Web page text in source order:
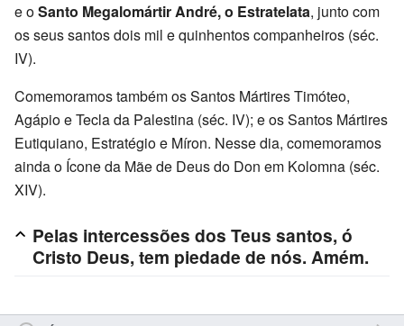
e oSanto Megalomártir André, o Estratelata, junto com
os seus santos dois mil e quinhentos companheiros (séc.
IV).
Comemoramos também os Santos Mártires Timóteo,
Agápio e Tecla da Palestina (séc. IV); e os Santos Mártires
Eutiquiano, Estratégio e Míron. Nesse dia, comemoramos
ainda o Ícone da Mãe de Deus do Don em Kolomna (séc.
XIV).
Pelas intercessões dos Teus santos, ó
Cristo Deus, tem piedade de nós. Amém.